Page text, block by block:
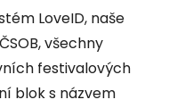
LoveID, naše
všechny
festivalových
blok s názvem